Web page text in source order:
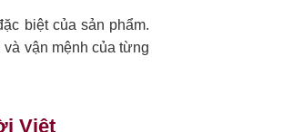
biệt của sản phẩm.
vận mệnh của từng
Việt